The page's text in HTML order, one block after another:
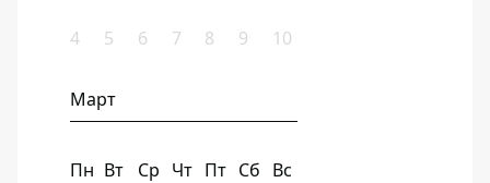
4 5 6 7 8 9 10
Март
Пн Вт Ср Чт Пт Сб Вс